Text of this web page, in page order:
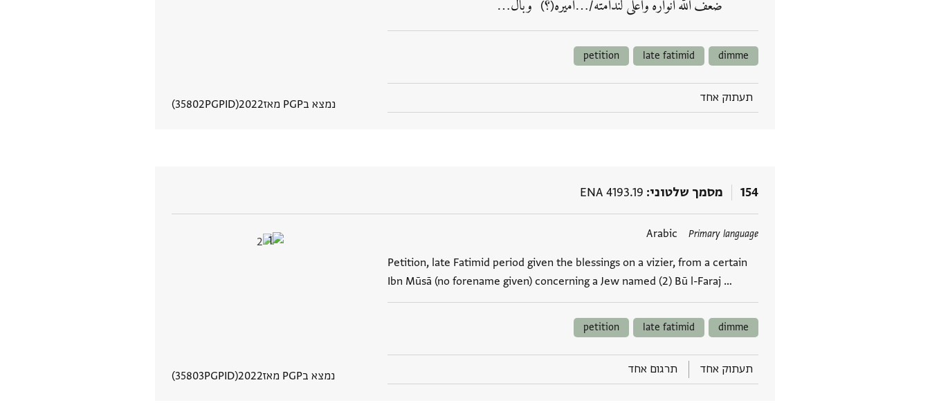
ضعف الله انواره واعلى لندامته/…اميره(؟) وبال‮…
dimme
late fatimid
petition
תעתוק אחד נמצא בPGP מאז 2022
PGPID
35802
154 מסמך שלטוני ENA 4193.19
Primary language
Arabic
Petition, late Fatimid period given the blessings on a vizier, from a certain
Ibn Mūsā (no forename given) concerning a Jew named (2) Bū l-Faraj …
תגים
dimme
late fatimid
petition
תעתוק אחד תרגום אחד נמצא בPGP מאז 2022
PGPID
35803